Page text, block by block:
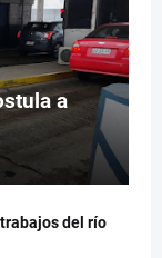
a
del río